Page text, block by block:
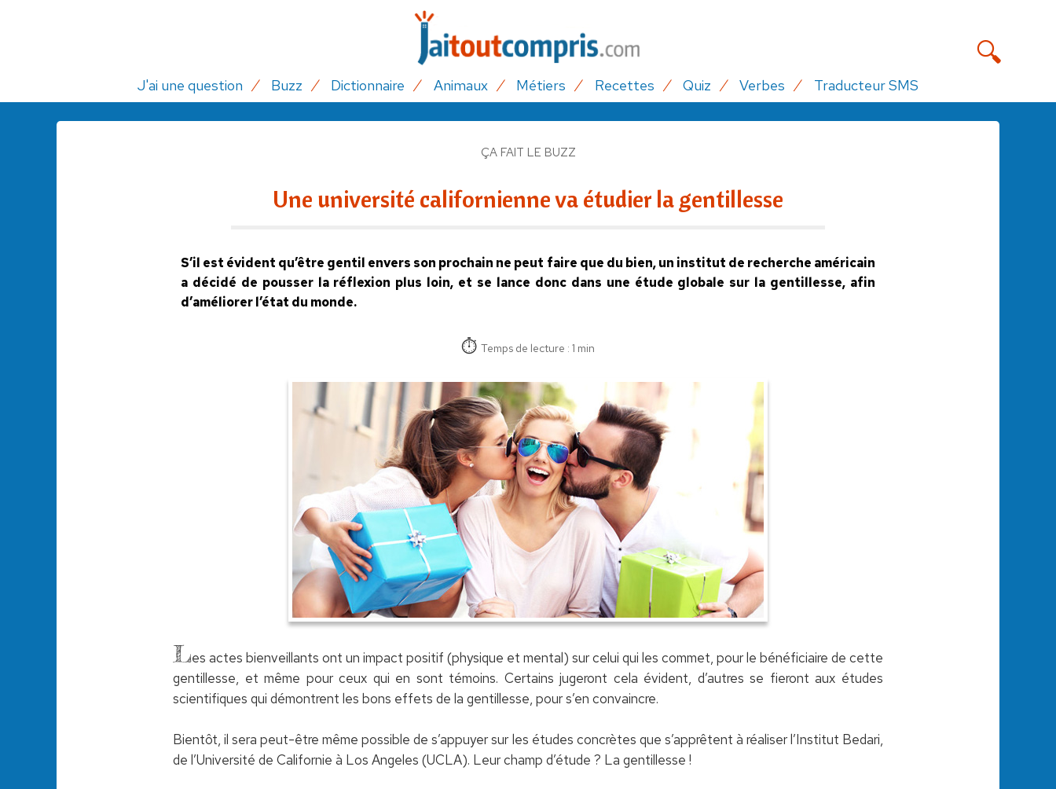
J'ai une question Buzz Dictionnaire Animaux Métiers Recettes Quiz Verbes Traducteur SMS
ÇA FAIT LE BUZZ
Une université californienne va étudier la gentillesse
S’il est évident qu’être gentil envers son prochain ne peut faire que du bien, un institut de recherche américain
a décidé de pousser la réflexion plus loin, et se lance donc dans une étude globale sur la gentillesse, afin
d’améliorer l’état du monde.
Temps de lecture : 1 min
Les actes bienveillants ont un impact positif (physique et mental) sur celui qui les commet, pour le bénéficiaire de cette
gentillesse, et même pour ceux qui en sont témoins. Certains jugeront cela évident, d’autres se fieront aux études
scientifiques qui démontrent les bons effets de la gentillesse, pour s’en convaincre.
Bientôt, il sera peut-être même possible de s’appuyer sur les études concrètes que s’apprêtent à réaliser l’Institut Bedari,
de l’Université de Californie à Los Angeles (UCLA). Leur champ d’étude ? La gentillesse !